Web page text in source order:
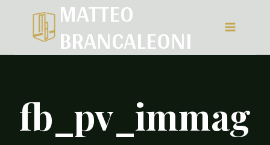
MATTEO
BRANCALEONI
fb_pv_immag